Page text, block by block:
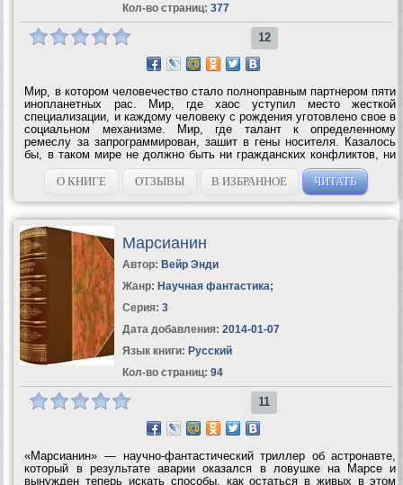
Кол-во страниц: 377
12
Мир, в котором человечество стало полноправным партнером пяти
инопланетных рас. Мир, где хаос уступил место жесткой
специализации, и каждому человеку с рождения уготовлено свое в
социальном механизме. Мир, где талант к определенному
ремеслу за запрограммирован, зашит в гены носителя. Казалось
бы, в таком мире не должно быть ни гражданских конфликтов, ни
проявлений агрессии. Однако... Алекс Романов, пилот-спец,
ежедневно рискует...
О КНИГЕ ОТЗЫВЫ В ИЗБРАННОЕ ЧИТАТЬ
Марсианин
Автор: Вейр Энди
Жанр: Научная фантастика;
Серия: 3
Дата добавления: 2014-01-07
Язык книги: Русский
Кол-во страниц: 94
11
«Марсианин» — научно-фантастический триллер об астронавте,
который в результате аварии оказался в ловушке на Марсе и
вынужден теперь искать способы, как остаться в живых в этом